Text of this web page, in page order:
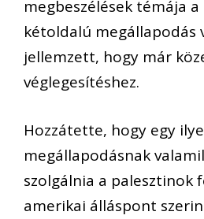
megbeszélések témája
kétoldalú megállapodás
jellemzett, hogy már
véglegesítéshez.
Hozzátette, hogy egy
megállapodásnak
szolgálnia a palesztinok
amerikai álláspont